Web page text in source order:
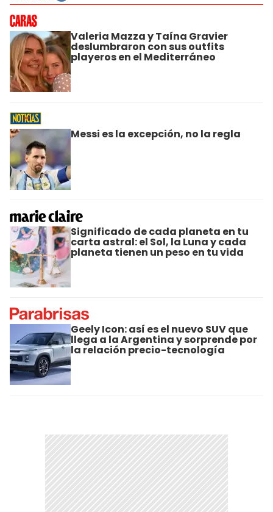
Valeria Mazza y Taína Gravier
deslumbraron con sus outfits
playeros en el Mediterráneo
Messi es la excepción, no la regla
Significado de cada planeta en tu
carta astral: el Sol, la Luna y cada
planeta tienen un peso en tu vida
Geely Icon: así es el nuevo SUV que
llega a la Argentina y sorprende por
la relación precio-tecnología